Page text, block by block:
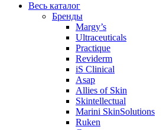
Весь каталог
Бренды
Margy’s
Ultraceuticals
Practique
Reviderm
iS Clinical
Asap
Allies of Skin
Skintellectual
Marini SkinSolutions
Ruken